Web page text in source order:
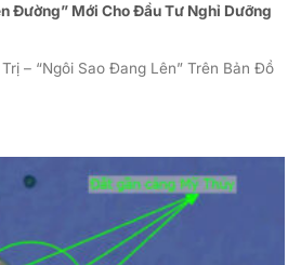
Đường” Mới Cho Đầu Tư Nghỉ Dưỡng
– “Ngôi Sao Đang Lên” Trên Bản Đồ